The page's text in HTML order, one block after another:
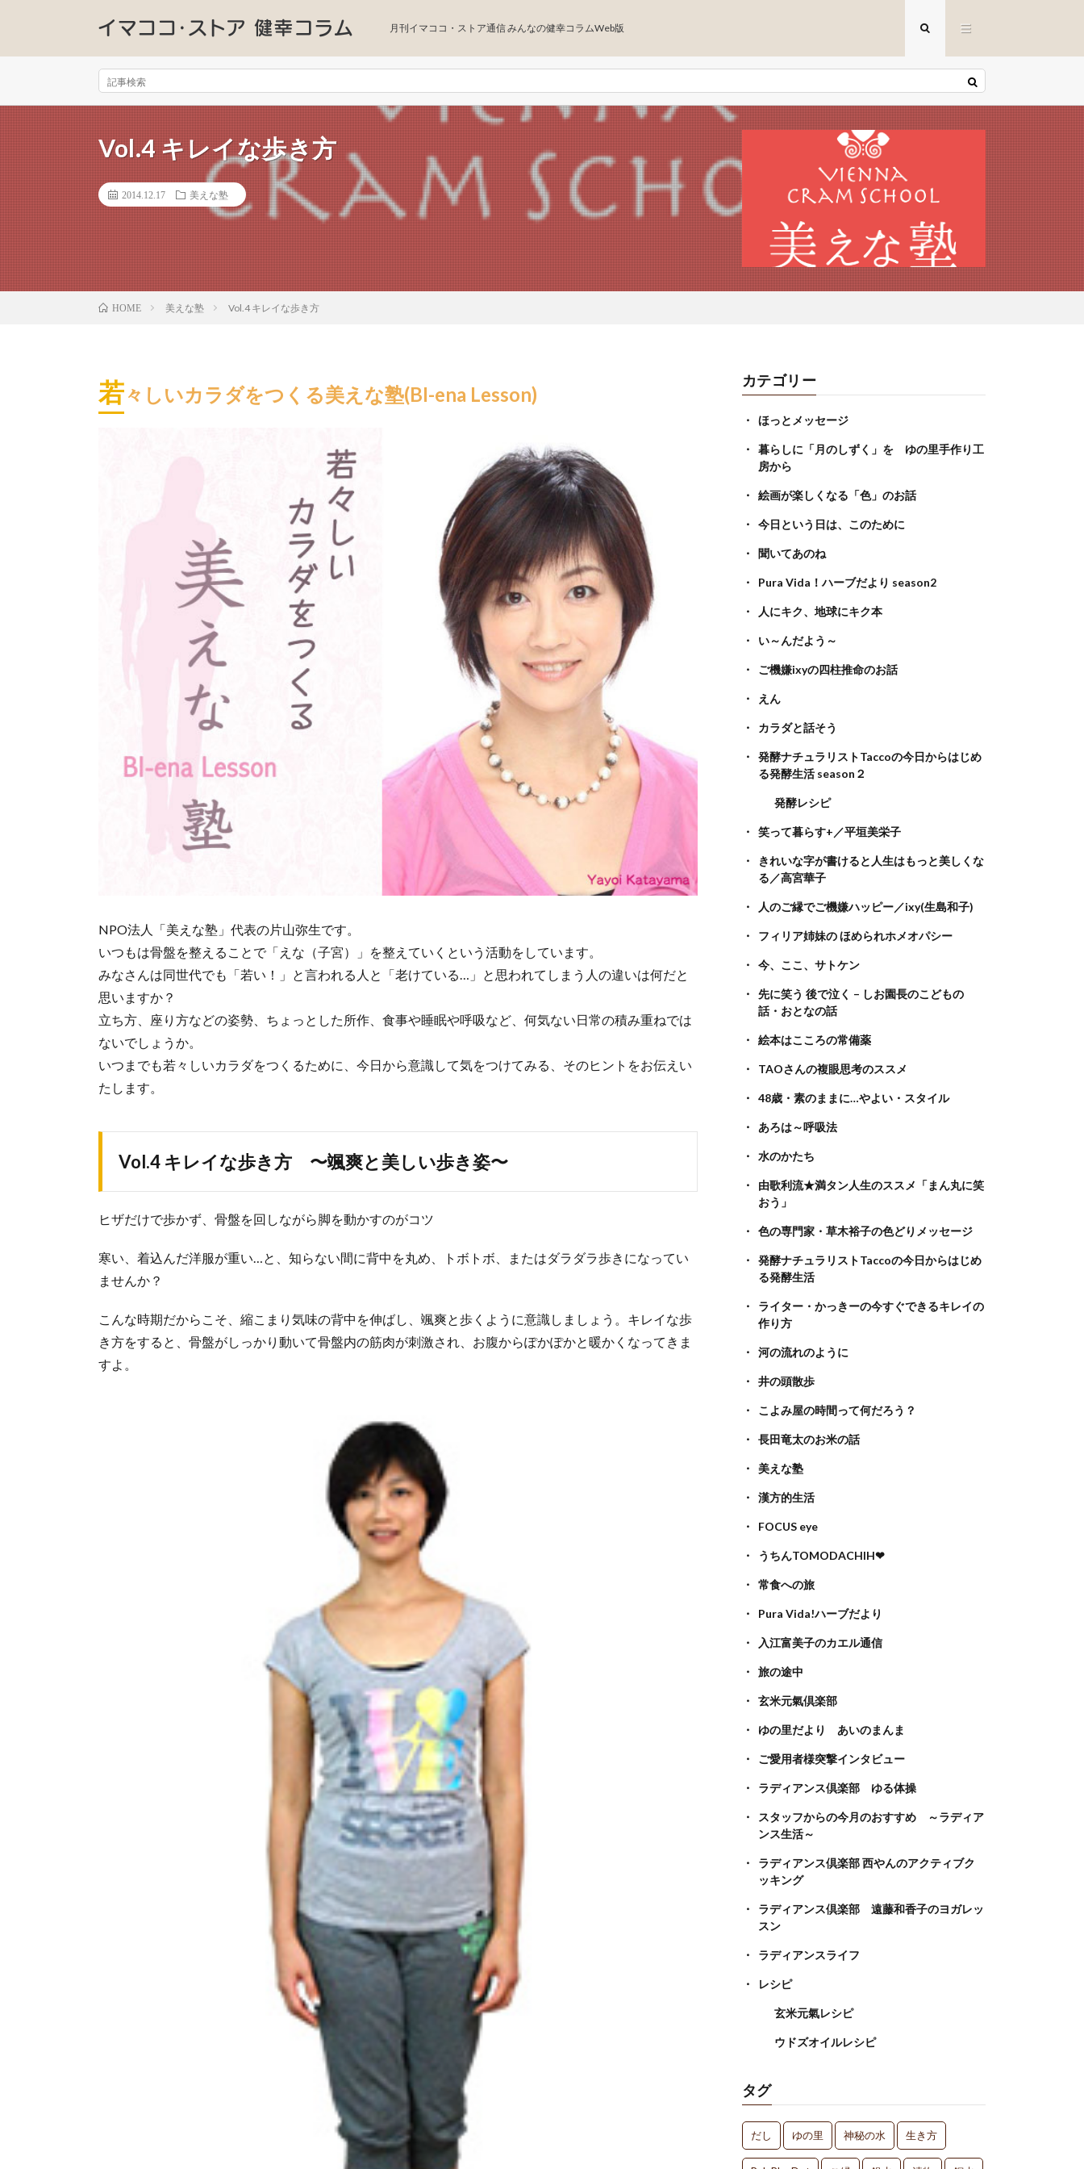
月刊イマココ・ストア通信 みんなの健幸コラムWeb版
Vol.4 キレイな歩き方
2014.12.17 美えな塾
HOME 美えな塾 Vol.4 キレイな歩き方
若々しいカラダをつくる美えな塾(BI-ena Lesson)
NPO法人「美えな塾」代表の片山弥生です。
いつもは骨盤を整えることで「えな（子宮）」を整えていくという活動をしています。
みなさんは同世代でも「若い！」と言われる人と「老けている…」と思われてしまう人の違いは何だと
思いますか？
立ち方、座り方などの姿勢、ちょっとした所作、食事や睡眠や呼吸など、何気ない日常の積み重ねでは
ないでしょうか。
いつまでも若々しいカラダをつくるために、今日から意識して気をつけてみる、そのヒントをお伝えい
たします。
Vol.4 キレイな歩き方 〜颯爽と美しい歩き姿〜
ヒザだけで歩かず、骨盤を回しながら脚を動かすのがコツ
寒い、着込んだ洋服が重い…と、知らない間に背中を丸め、トボトボ、またはダラダラ歩きになってい
ませんか？
こんな時期だからこそ、縮こまり気味の背中を伸ばし、颯爽と歩くように意識しましょう。キレイな歩
き方をすると、骨盤がしっかり動いて骨盤内の筋肉が刺激され、お腹からぽかぽかと暖かくなってきま
すよ。
カテゴリー
ほっとメッセージ
暮らしに「月のしずく」を ゆの里手作り工
房から
絵画が楽しくなる「色」のお話
今日という日は、このために
聞いてあのね
Pura Vida！ハーブだより season2
人にキク、地球にキク本
い～んだよう～
ご機嫌ixyの四柱推命のお話
えん
カラダと話そう
発酵ナチュラリストTaccoの今日からはじめ
る発酵生活 season２
発酵レシピ
笑って暮らす+／平垣美栄子
きれいな字が書けると人生はもっと美しくな
る／高宮華子
人のご縁でご機嫌ハッピー／ixy(生島和子)
フィリア姉妹の ほめられホメオパシー
今、ここ、サトケン
先に笑う 後で泣く – しお園長のこどもの
話・おとなの話
絵本はこころの常備薬
TAOさんの複眼思考のススメ
48歳・素のままに…やよい・スタイル
あろは～呼吸法
水のかたち
由歌利流★満タン人生のススメ「まん丸に笑
おう」
色の専門家・草木裕子の色どりメッセージ
発酵ナチュラリストTaccoの今日からはじめ
る発酵生活
ライター・かっきーの今すぐできるキレイの
作り方
河の流れのように
井の頭散歩
こよみ屋の時間って何だろう？
長田竜太のお米の話
美えな塾
漢方的生活
FOCUS eye
うちんTOMODACHIH❤
常食への旅
Pura Vida!ハーブだより
入江富美子のカエル通信
旅の途中
玄米元氣倶楽部
ゆの里だより あいのまんま
ご愛用者様突撃インタビュー
ラディアンス倶楽部 ゆる体操
スタッフからの今月のおすすめ ～ラディア
ンス生活～
ラディアンス倶楽部 西やんのアクティブク
ッキング
ラディアンス倶楽部 遠藤和香子のヨガレッ
スン
ラディアンスライフ
レシピ
玄米元氣レシピ
ウドズオイルレシピ
タグ
だし ゆの里 神秘の水 生き方